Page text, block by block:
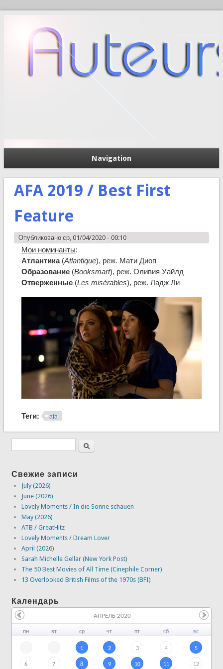
Navigation
AFA 2019 / Best First
Feature
Опубликовано ср, 01/04/2020 - 00:10
Мои номинанты:
Атлантика(Atlantique), реж. Мати Диоп
Образование(Booksmart), реж. Оливия Уайлд
Отверженные(Les misérables), реж. Ладж Ли
Теги: afa
Форма поиска
Свежие записи
July (2026)
June (2026)
Lovely Moments / In die Sonne schauen
May (2026)
ATB / GreatHitz
Lovely Moments / Dream Lover
April (2026)
Sarah Michelle Gellar (New York Post)
The 50 Best Movies of All Time (Cinephile Corner)
13 Overlooked British Films of the 1970s (BFI)
Календарь
пн вт ср чт пт сб вс
1 2 3 4 5
6 7 8 9 10 11 12
АПРЕЛЬ 2020